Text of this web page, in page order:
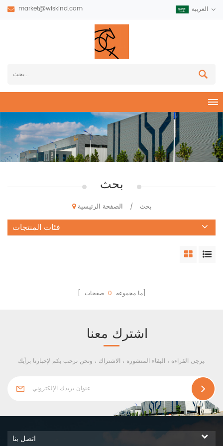
market@wiskind.com العربية
بحث
الصفحة الرئيسية / بحث
فئات المنتجات
[ ما مجموعه 0 صفحات]
اشترك معنا
يرجى القراءة ، البقاء المنشورة ، الاشتراك ، ونحن نرحب بكم لإخبارنا برأيك.
اتصل بنا